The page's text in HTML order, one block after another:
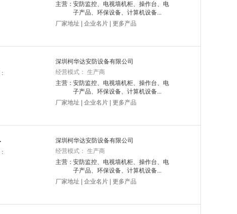
主营：安防监控、电视墙机柜、操作台、电
子产品、环保设备、计算机设备...
厂家地址
企业名片 更多产品
深圳柯华达安防设备有限公司
经营模式： 生产商
主营：安防监控、电视墙机柜、操作台、电
子产品、环保设备、计算机设备...
厂家地址
企业名片 更多产品
深圳柯华达安防设备有限公司
经营模式： 生产商
主营：安防监控、电视墙机柜、操作台、电
子产品、环保设备、计算机设备...
厂家地址
企业名片 更多产品